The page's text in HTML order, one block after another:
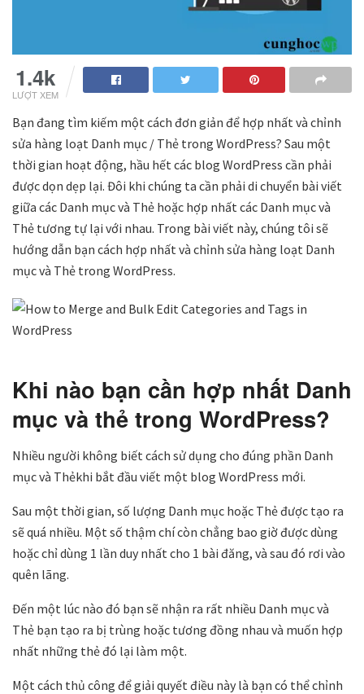
1.4k
LƯỢT XEM
Bạn đang tìm kiếm một cách đơn giản để hợp nhất và chỉnh
sửa hàng loạt Danh mục / Thẻ trong WordPress? Sau một
thời gian hoạt động, hầu hết các blog WordPress cần phải
được dọn dẹp lại. Đôi khi chúng ta cần phải di chuyển bài viết
giữa các Danh mục và Thẻ hoặc hợp nhất các Danh mục và
Thẻ tương tự lại với nhau. Trong bài viết này, chúng tôi sẽ
hướng dẫn bạn cách hợp nhất và chỉnh sửa hàng loạt Danh
mục và Thẻ trong WordPress.
Khi nào bạn cần hợp nhất Danh
mục và thẻ trong WordPress?
Nhiều người không biết cách sử dụng cho đúng phần Danh
mục và Thẻkhi bắt đầu viết một blog WordPress mới.
Sau một thời gian, số lượng Danh mục hoặc Thẻ được tạo ra
sẽ quá nhiều. Một số thậm chí còn chẳng bao giờ được dùng
hoặc chỉ dùng 1 lần duy nhất cho 1 bài đăng, và sau đó rơi vào
quên lãng.
Đến một lúc nào đó bạn sẽ nhận ra rất nhiều Danh mục và
Thẻ bạn tạo ra bị trùng hoặc tương đồng nhau và muốn hợp
nhất những thẻ đó lại làm một.
Một cách thủ công để giải quyết điều này là bạn có thể chỉnh